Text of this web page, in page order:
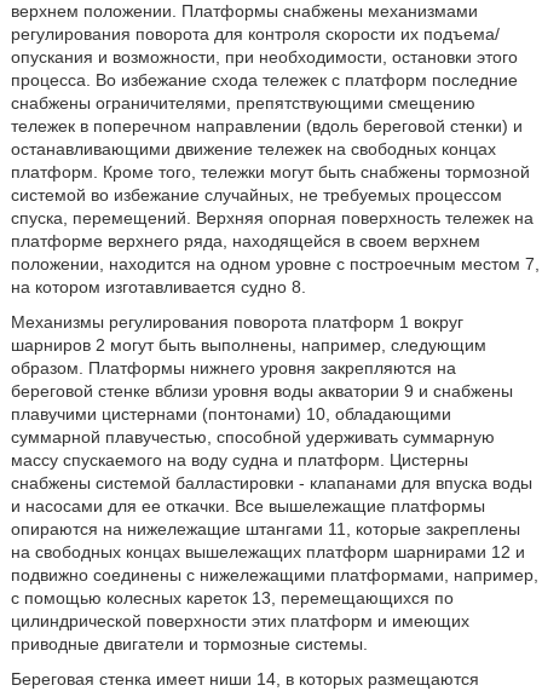
верхнем положении. Платформы снабжены механизмами
регулирования поворота для контроля скорости их подъема/
опускания и возможности, при необходимости, остановки этого
процесса. Во избежание схода тележек с платформ последние
снабжены ограничителями, препятствующими смещению
тележек в поперечном направлении (вдоль береговой стенки) и
останавливающими движение тележек на свободных концах
платформ. Кроме того, тележки могут быть снабжены тормозной
системой во избежание случайных, не требуемых процессом
спуска, перемещений. Верхняя опорная поверхность тележек на
платформе верхнего ряда, находящейся в своем верхнем
положении, находится на одном уровне с построечным местом 7,
на котором изготавливается судно 8.
Механизмы регулирования поворота платформ 1 вокруг
шарниров 2 могут быть выполнены, например, следующим
образом. Платформы нижнего уровня закрепляются на
береговой стенке вблизи уровня воды акватории 9 и снабжены
плавучими цистернами (понтонами) 10, обладающими
суммарной плавучестью, способной удерживать суммарную
массу спускаемого на воду судна и платформ. Цистерны
снабжены системой балластировки - клапанами для впуска воды
и насосами для ее откачки. Все вышележащие платформы
опираются на нижележащие штангами 11, которые закреплены
на свободных концах вышележащих платформ шарнирами 12 и
подвижно соединены с нижележащими платформами, например,
с помощью колесных кареток 13, перемещающихся по
цилиндрической поверхности этих платформ и имеющих
приводные двигатели и тормозные системы.
Береговая стенка имеет ниши 14, в которых размещаются